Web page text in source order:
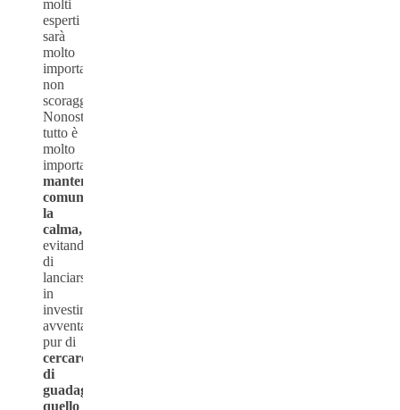
molti
esperti
sarà
molto
importante
non
scoraggiarsi.
Nonostante
tutto è
molto
importante
mantenere
comunque
la
calma,
evitando
di
lanciarsi
in
investimenti
avventati
pur di
cercare
di
guadagnare
quello